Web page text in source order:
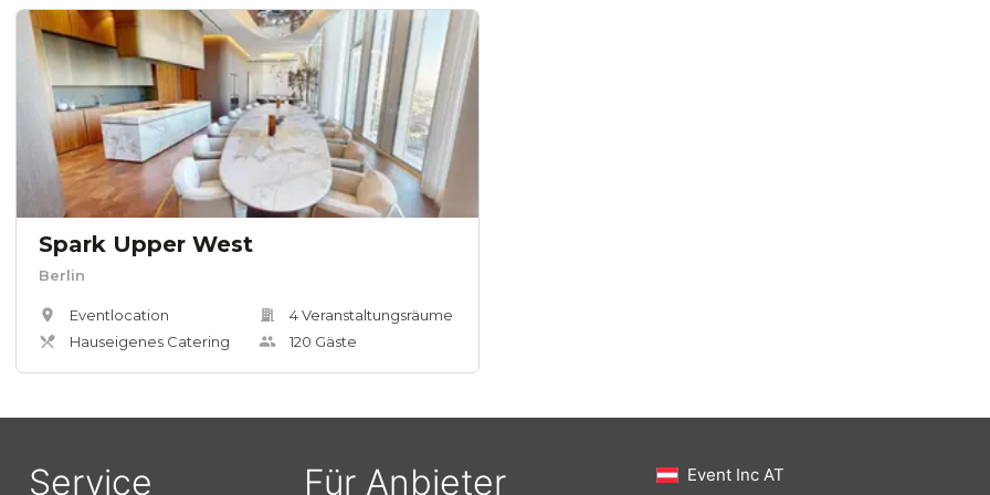
Spark Upper West
Berlin
Eventlocation
Hauseigenes Catering
4Veranstaltungsräume
120 Gäste
Service Für Anbieter Event Inc AT